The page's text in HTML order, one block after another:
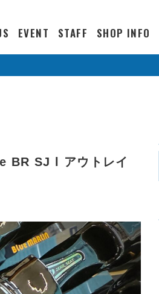
EVENT STAFF SHOP INFO
BR SJ l アウトレイ